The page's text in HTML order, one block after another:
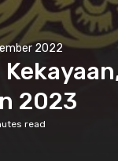
2022
2023
read